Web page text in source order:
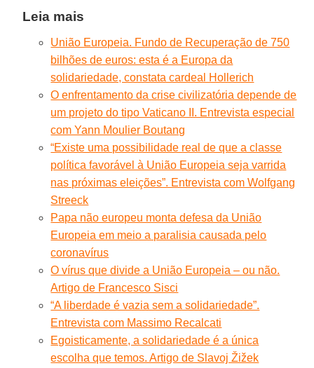
Leia mais
União Europeia. Fundo de Recuperação de 750
bilhões de euros: esta é a Europa da
solidariedade, constata cardeal Hollerich
O enfrentamento da crise civilizatória depende de
um projeto do tipo Vaticano II. Entrevista especial
com Yann Moulier Boutang
“Existe uma possibilidade real de que a classe
política favorável à União Europeia seja varrida
nas próximas eleições”. Entrevista com Wolfgang
Streeck
Papa não europeu monta defesa da União
Europeia em meio a paralisia causada pelo
coronavírus
O vírus que divide a União Europeia – ou não.
Artigo de Francesco Sisci
“A liberdade é vazia sem a solidariedade”.
Entrevista com Massimo Recalcati
Egoisticamente, a solidariedade é a única
escolha que temos. Artigo de Slavoj Žižek